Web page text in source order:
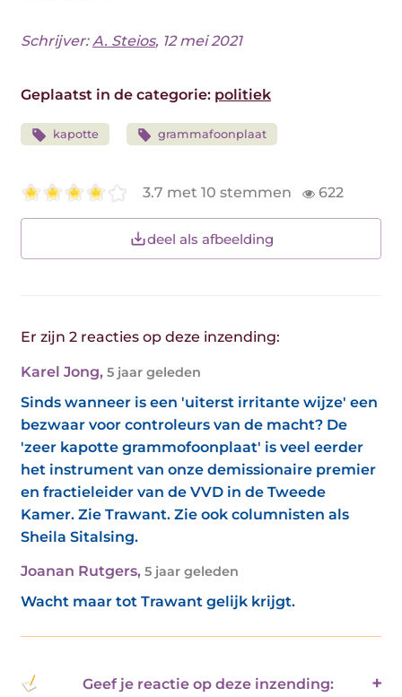
Schrijver:A. Steios, 12 mei 2021
Geplaatst in de categorie: politiek
kapotte grammafoonplaat
3.7 met 10 stemmen 622
deel als afbeelding
Er zijn 2 reacties op deze inzending:
Karel Jong, 5 jaar geleden
Sinds wanneer is een 'uiterst irritante wijze' een
bezwaar voor controleurs van de macht? De
'zeer kapotte grammofoonplaat' is veel eerder
het instrument van onze demissionaire premier
en fractieleider van de VVD in de Tweede
Kamer. Zie Trawant. Zie ook columnisten als
Sheila Sitalsing.
Joanan Rutgers, 5 jaar geleden
Wacht maar tot Trawant gelijk krijgt.
Geef je reactie op deze inzending: